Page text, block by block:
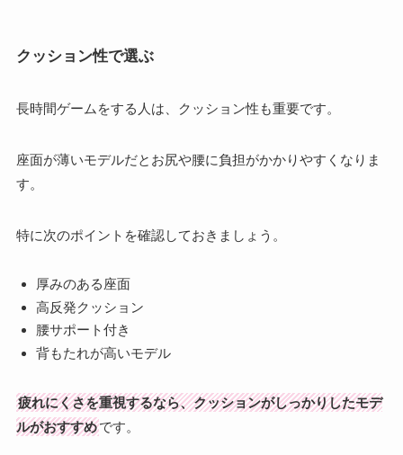
クッション性で選ぶ
長時間ゲームをする人は、クッション性も重要です。
座面が薄いモデルだとお尻や腰に負担がかかりやすくなりま
す。
特に次のポイントを確認しておきましょう。
厚みのある座面
高反発クッション
腰サポート付き
背もたれが高いモデル
疲れにくさを重視するなら、クッションがしっかりしたモデ
ルがおすすめです。